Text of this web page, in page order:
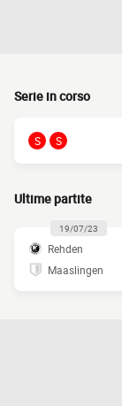
Serie in corso
S S
Ultime partite
19/07/23
Rehden
Maaslingen